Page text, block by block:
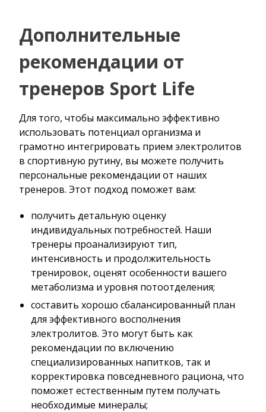
Дополнительные
рекомендации от
тренеров Sport Life
Для того, чтобы максимально эффективно
использовать потенциал организма и
грамотно интегрировать прием электролитов
в спортивную рутину, вы можете получить
персональные рекомендации от наших
тренеров. Этот подход поможет вам:
получить детальную оценку
индивидуальных потребностей. Наши
тренеры проанализируют тип,
интенсивность и продолжительность
тренировок, оценят особенности вашего
метаболизма и уровня потоотделения;
составить хорошо сбалансированный план
для эффективного восполнения
электролитов. Это могут быть как
рекомендации по включению
специализированных напитков, так и
корректировка повседневного рациона, что
поможет естественным путем получать
необходимые минералы;